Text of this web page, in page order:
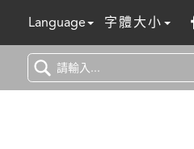
Language 字體大小